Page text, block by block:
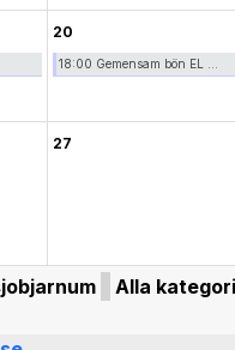
20
18:00 Gemensam bön EL ...
27
Alla